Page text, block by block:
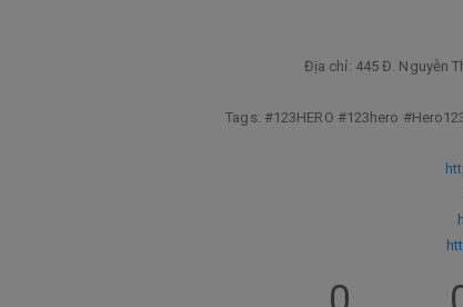
Địa chỉ: 445 Đ. Nguyễn
Tags: #123HERO #123hero